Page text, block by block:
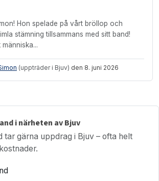
Hon spelade på vårt bröllop och
stämning tillsammans med sitt band!
(uppträder i Bjuv) den 8. juni 2026
i närheten av Bjuv
tar gärna uppdrag i Bjuv – ofta helt